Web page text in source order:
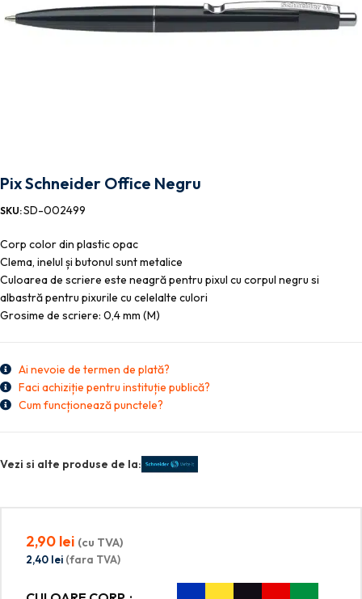
Pix Schneider Office Negru
SKU:SD-002499
Corp color din plastic opac
Clema, inelul și butonul sunt metalice
Culoarea de scriere este neagră pentru pixul cu corpul negru si
albastră pentru pixurile cu celelalte culori
Grosime de scriere: 0,4 mm (M)
Ai nevoie de termen de plată?
Faci achiziție pentru instituție publică?
Cum funcționează punctele?
Vezi si alte produse de la:
2,90 lei (cu TVA)
2,40 lei (fara TVA)